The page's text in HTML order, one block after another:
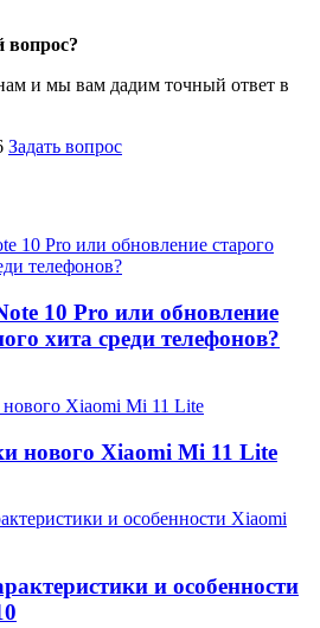
вопрос?
и мы вам дадим точный ответ в
Задать вопрос
10 Pro или обновление
хита среди телефонов?
нового Xiaomi Mi 11 Lite
и особенности